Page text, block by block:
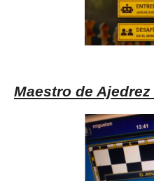
Maestro de Ajedrez